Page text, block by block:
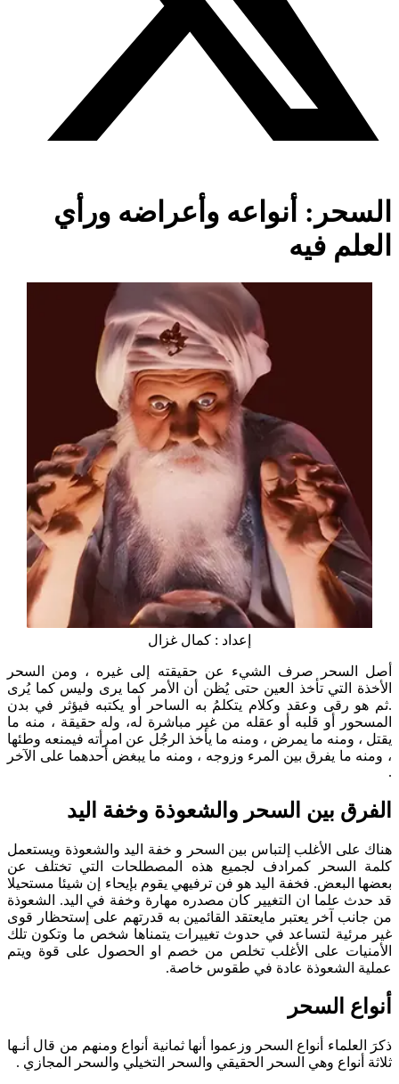
السحر: أنواعه وأعراضه ورأي
العلم فيه
إعداد : كمال غزال
أصل السحر صرف الشيء عن حقيقته إلى غيره ، ومن السحر
الأخذة التي تأخذ العين حتى يُظن أن الأمر كما يرى وليس كما يُرى
.ثم هو رقى وعقد وكلام يتكلمُ به الساحر أو يكتبه فيؤثر في بدن
المسحور أو قلبه أو عقله من غير مباشرة له، وله حقيقة ، منه ما
يقتل ، ومنه ما يمرض ، ومنه ما يأخذ الرجُل عن امرأته فيمنعه وطئها
، ومنه ما يفرق بين المرء وزوجه ، ومنه ما يبغض أحدهما على الآخر
.
الفرق بين السحر والشعوذة وخفة اليد
هناك على الأغلب إلتباس بين السحر و خفة اليد والشعوذة ويستعمل
كلمة السحر كمرادف لجميع هذه المصطلحات التي تختلف عن
بعضها البعض. فخفة اليد هو فن ترفيهي يقوم بإيحاء إن شيئا مستحيلا
قد حدث علما ان التغيير كان مصدره مهارة وخفة في اليد. الشعوذة
من جانب آخر يعتبر مايعتقد القائمين به قدرتهم على إستحظار قوى
غير مرئية لتساعد في حدوث تغييرات يتمناها شخص ما وتكون تلك
الأمنيات على الأغلب تخلص من خصم او الحصول على قوة ويتم
عملية الشعوذة عادة في طقوس خاصة.
أنواع السحر
ذكرَ العلماء أنواع السحر وزعموا أنها ثمانية أنواع ومنهم من قال أنـها
ثلاثة أنواع وهي السحر الحقيقي والسحر التخيلي والسحر المجازي .